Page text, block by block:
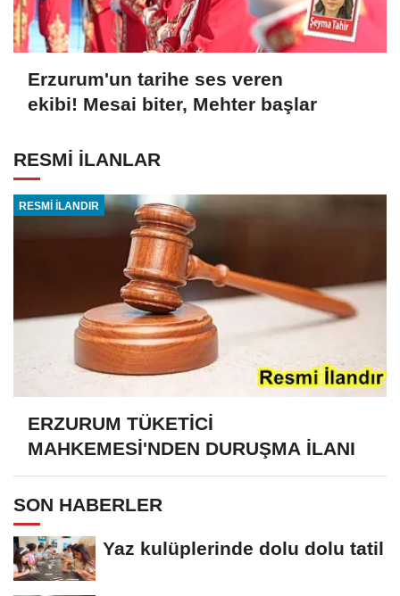
Erzurum'un tarihe ses veren
ekibi! Mesai biter, Mehter başlar
RESMİ İLANLAR
RESMİ İLANDIR
ERZURUM TÜKETİCİ
MAHKEMESİ'NDEN DURUŞMA İLANI
SON HABERLER
Yaz kulüplerinde dolu dolu tatil